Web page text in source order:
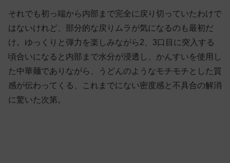
それでも初っ端から内部まで完全に戻り切っていたわけで
はないけれど、部分的な戻りムラが気になるのも最初だ
け。ゆっくりと弾力を楽しみながら2、3口目に突入する
頃合いになると内部まで水分が浸透し、かんすいを使用し
た中華麺でありながら、うどんのようなモチモチとした質
感が伝わってくる、これまでにない密度感と不具合の解消
に驚いた次第。